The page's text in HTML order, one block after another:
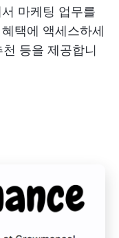
마케팅 업무를
택에 액세스하세
등을 제공합니